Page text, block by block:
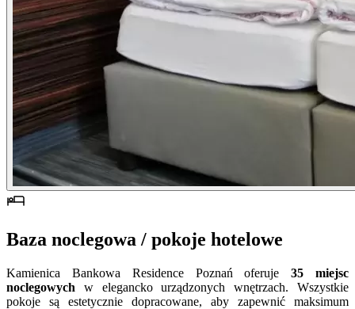
Baza noclegowa / pokoje hotelowe
Kamienica Bankowa Residence Poznań oferuje35 miejsc
noclegowych w elegancko urządzonych wnętrzach. Wszystkie
pokoje są estetycznie dopracowane, aby zapewnić maksimum